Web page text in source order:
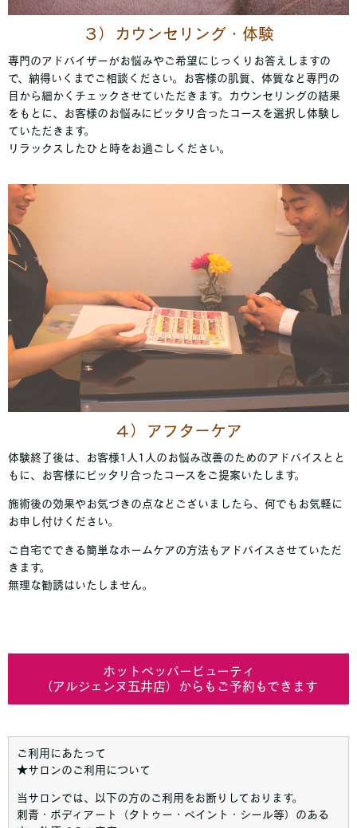
３）カウンセリング・体験
専門のアドバイザーがお悩みやご希望にじっくりお答えしますの
で、納得いくまでご相談ください。お客様の肌質、体質など専門の
目から細かくチェックさせていただきます。カウンセリングの結果
をもとに、お客様のお悩みにピッタリ合ったコースを選択し体験し
ていただきます。
リラックスしたひと時をお過ごしください。
４）アフターケア
体験終了後は、お客様1人1人のお悩み改善のためのアドバイスとと
もに、お客様にピッタリ合ったコースをご提案いたします。
施術後の効果やお気づきの点などございましたら、何でもお気軽に
お申し付けください。
ご自宅でできる簡単なホームケアの方法もアドバイスさせていただ
きます。
無理な勧誘はいたしません。
ホットペッパービューティ
（アルジェンヌ五井店）からもご予約もできます
ご利用にあたって
★サロンのご利用について
当サロンでは、以下の方のご利用をお断りしております。
刺青・ボディアート（タトゥー・ペイント・シール等）のある